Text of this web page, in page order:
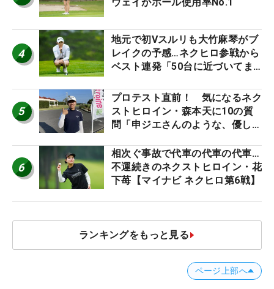
4
地元で初Vスルリも大竹麻琴がブ
レイクの予感…ネクヒロ参戦から
ベスト連発「50台に近づいてま
戦】
5
プロテスト直前！ 気になるネク
ストヒロイン・森本天に10の質
問「申ジエさんのような、優しく
になりたいです」
6
相次ぐ事故で代車の代車の代車…
不運続きのネクストヒロイン・花
下苺【マイナビ ネクヒロ第6戦】
ランキングをもっと見る
ページ上部へ